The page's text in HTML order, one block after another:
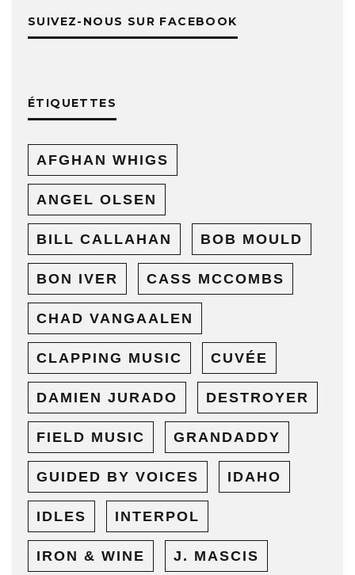
SUIVEZ-NOUS SUR FACEBOOK
ÉTIQUETTES
AFGHAN WHIGS
ANGEL OLSEN
BILL CALLAHAN BOB MOULD
BON IVER CASS MCCOMBS
CHAD VANGAALEN
CLAPPING MUSIC CUVÉE
DAMIEN JURADO DESTROYER
FIELD MUSIC GRANDADDY
GUIDED BY VOICES IDAHO
IDLES INTERPOL
IRON & WINE J. MASCIS